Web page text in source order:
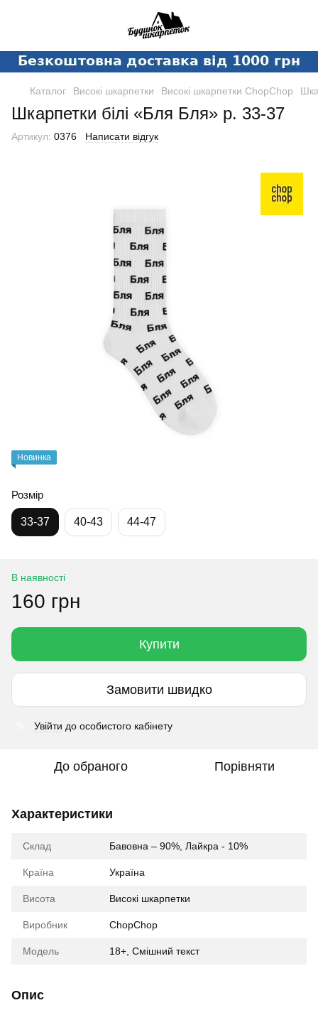
Каталог Високі шкарпетки Високі шкарпетки ChopChop
Шкарпетки білі «Бля Бля» р. 33-37
Артикул: 0376 Написати відгук
Новинка
Розмір
33-37 40-43 44-47
В наявності
160 грн
Купити
Замовити швидко
Увійти до особистого кабінету
До обраного Порівняти
Характеристики
Склад Бавовна – 90%, Лайкра - 10%
Країна Україна
Висота Високі шкарпетки
Виробник ChopChop
Модель 18+, Смішний текст
Опис